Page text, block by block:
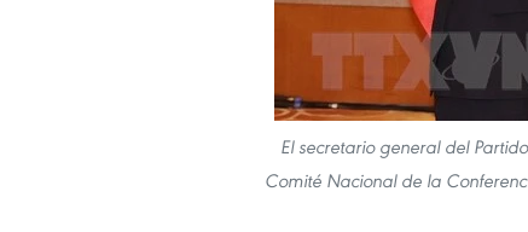
El secretario general del
Comité Nacional de la